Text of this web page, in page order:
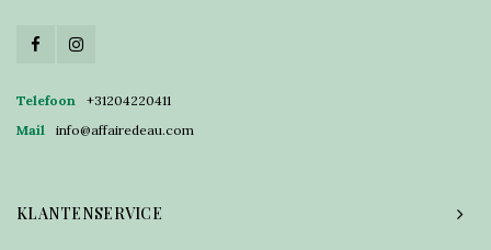
Telefoon
+31204220411
Mail
info@affairedeau.com
KLANTENSERVICE